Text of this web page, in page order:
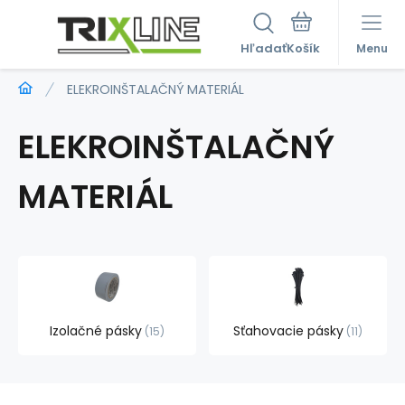
Hľadať Menu
ELEKROINŠTALAČNÝ MATERIÁL
ELEKROINŠTALAČNÝ
MATERIÁL
Izolačné pásky 15 Sťahovacie pásky 11